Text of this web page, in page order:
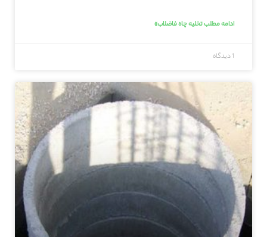
ادامه مطلب تخلیه چاه فاضلاب»
1 دیدگاه